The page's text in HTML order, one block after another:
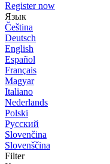
Register now
Язык
Čeština
Deutsch
English
Español
Français
Magyar
Italiano
Nederlands
Polski
Русский
Slovenčina
Slovenščina
Filter